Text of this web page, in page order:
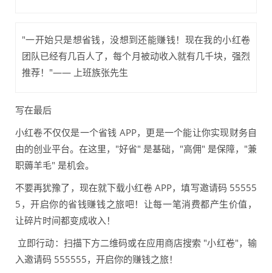
"一开始只是想省钱，没想到还能赚钱！现在我的小红卷
团队已经有几百人了，每个月被动收入就有几千块，强烈
推荐！"—— 上班族张先生
写在最后
小红卷不仅仅是一个省钱 APP，更是一个能让你实现财务自
由的创业平台。在这里，"好省" 是基础，"高佣" 是保障，"兼
职薅羊毛" 是机会。
不要再犹豫了，现在就下载小红卷 APP，填写邀请码 55555
5，开启你的省钱赚钱之旅吧！让每一笔消费都产生价值，
让碎片时间都变成收入！
立即行动：扫描下方二维码或在应用商店搜索 "小红卷"，输
入邀请码 555555，开启你的赚钱之旅！